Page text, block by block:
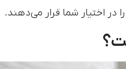
اختیار شما قرار می‌دهند.